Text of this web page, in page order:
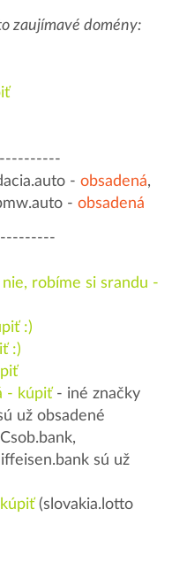
zaujímavé domény:
- obsadená,
- obsadená
nie, robíme si srandu -
:)
:)
- kúpiť- iné značky
už obsadené
sú už
(slovakia.lotto